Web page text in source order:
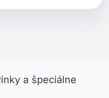
a špeciálne